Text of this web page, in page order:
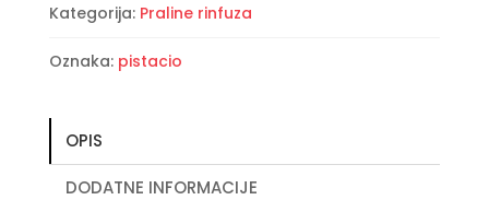
Kategorija: Praline rinfuza
Oznaka: pistacio
OPIS
DODATNE INFORMACIJE